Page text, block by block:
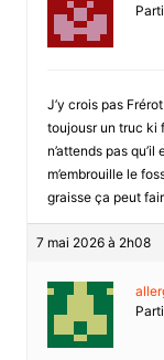
J’y crois pas
toujousr un truc ki
n’attends pas
m’embrouille le
graisse ça peut
7 mai 2026 à 2h08